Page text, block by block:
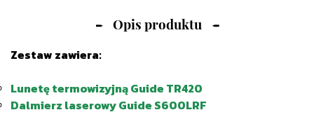
Opis produktu
Zestaw zawiera:
Lunetę termowizyjną Guide TR420
Dalmierz laserowy Guide S600LRF